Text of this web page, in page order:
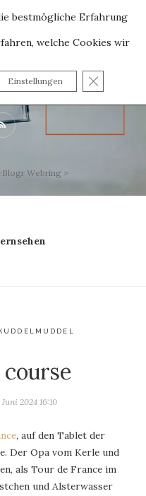
Webring >
course
2024 16:10
, auf den Tablet der
Der Opa vom Kerle und
als Tour de France im
und Alsterwasser
bestmögliche Erfahrung
welche Cookies wir
Einstellungen GDPR